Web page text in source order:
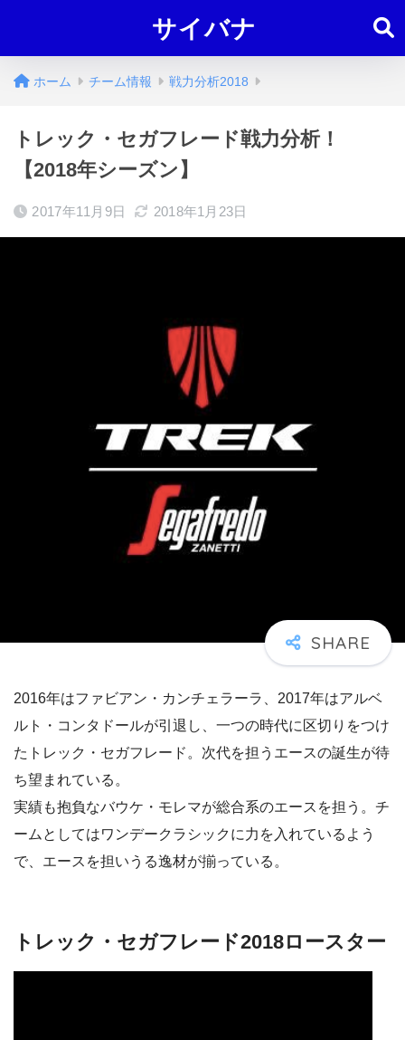
サイバナ
ホーム チーム情報 戦力分析2018
トレック・セガフレード戦力分析！
【2018年シーズン】
2017年11月9日 2018年1月23日
2016年はファビアン・カンチェラーラ、2017年はアルベ
ルト・コンタドールが引退し、一つの時代に区切りをつけ
たトレック・セガフレード。次代を担うエースの誕生が待
ち望まれている。
実績も抱負なバウケ・モレマが総合系のエースを担う。チ
ームとしてはワンデークラシックに力を入れているよう
で、エースを担いうる逸材が揃っている。
トレック・セガフレード2018ロースター